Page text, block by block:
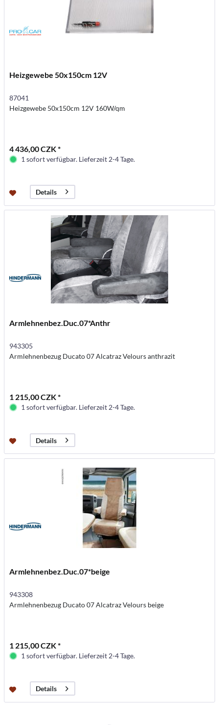
Heizgewebe 50x150cm 12V
87041
Heizgewebe 50x150cm 12V 160W/qm
4 436,00 CZK *
1 sofort verfügbar. Lieferzeit 2-4 Tage.
Details
Armlehnenbez.Duc.07*Anthr
943305
Armlehnenbezug Ducato 07 Alcatraz Velours anthrazit
1 215,00 CZK *
1 sofort verfügbar. Lieferzeit 2-4 Tage.
Details
Armlehnenbez.Duc.07*beige
943308
Armlehnenbezug Ducato 07 Alcatraz Velours beige
1 215,00 CZK *
1 sofort verfügbar. Lieferzeit 2-4 Tage.
Details